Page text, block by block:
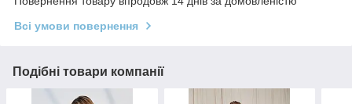
Всі умови повернення
Подібні товари компанії